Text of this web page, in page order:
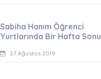
Sabiha Hanım Öğrenci
Yurtlarında Bir Hafta Sonu
27 Ağustos 2019